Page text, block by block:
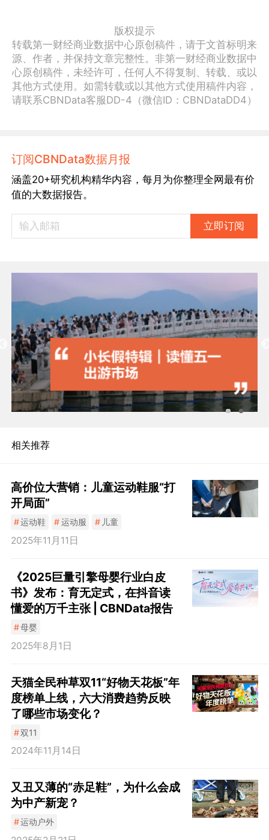
版权提示
转载第一财经商业数据中心原创稿件，请于文首标明来
源、作者，并保持文章完整性。非第一财经商业数据中
心原创稿件，未经许可，任何人不得复制、转载、或以
其他方式使用。如需转载或以其他方式使用稿件内容，
请联系CBNData客服DD-4（微信ID：CBNDataDD4）
订阅CBNData数据月报
涵盖20+研究机构精华内容，每月为你整理全网最有价
值的大数据报告。
立即订阅
相关推荐
高价位大营销：儿童运动鞋服“打
开局面”
#运动鞋 #运动服 # 儿童
2025年11月11日
《2025巨量引擎母婴行业白皮
书》发布：育无定式，在抖音读
懂爱的万千主张 | CBNData报告
#母婴
2025年8月1日
天猫全民种草双11“好物天花板”年
度榜单上线，六大消费趋势反映
了哪些市场变化？
#双11
2024年11月14日
又丑又薄的“赤足鞋”，为什么会成
为中产新宠？
#运动户外